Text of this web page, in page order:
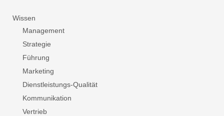
Wissen
Management
Strategie
Führung
Marketing
Dienstleistungs-Qualität
Kommunikation
Vertrieb